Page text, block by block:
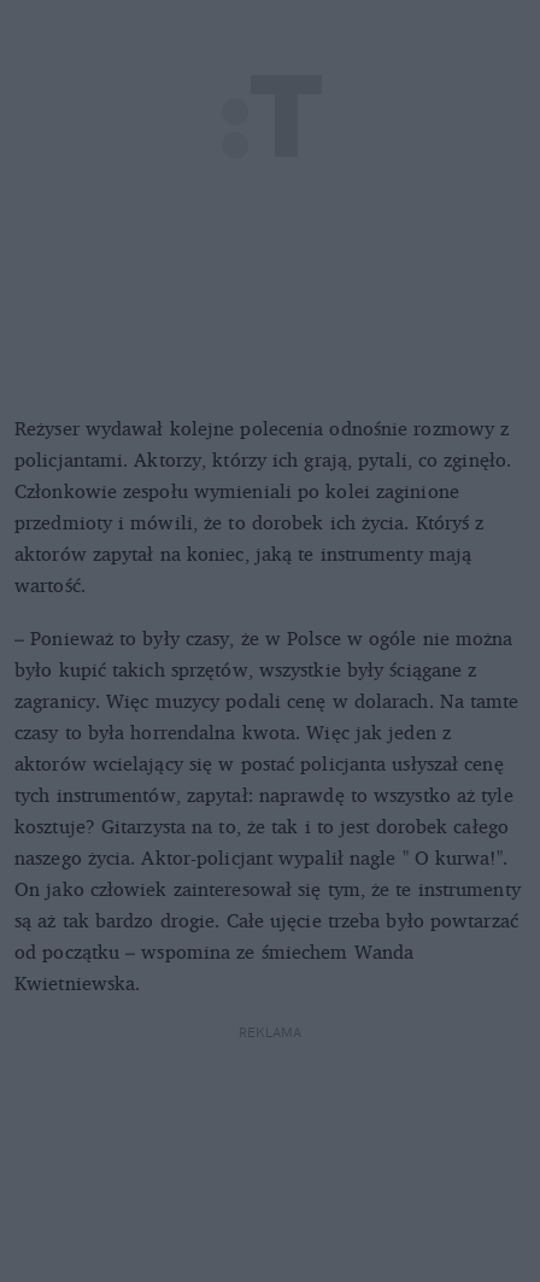
Reżyser wydawał kolejne polecenia odnośnie rozmowy z
policjantami. Aktorzy, którzy ich grają, pytali, co zginęło.
Członkowie zespołu wymieniali po kolei zaginione
przedmioty i mówili, że to dorobek ich życia. Któryś z
aktorów zapytał na koniec, jaką te instrumenty mają
wartość.
– Ponieważ to były czasy, że w Polsce w ogóle nie można
było kupić takich sprzętów, wszystkie były ściągane z
zagranicy. Więc muzycy podali cenę w dolarach. Na tamte
czasy to była horrendalna kwota. Więc jak jeden z
aktorów wcielający się w postać policjanta usłyszał cenę
tych instrumentów, zapytał: naprawdę to wszystko aż tyle
kosztuje? Gitarzysta na to, że tak i to jest dorobek całego
naszego życia. Aktor-policjant wypalił nagle " O kurwa!".
On jako człowiek zainteresował się tym, że te instrumenty
są aż tak bardzo drogie. Całe ujęcie trzeba było powtarzać
od początku – wspomina ze śmiechem Wanda
Kwietniewska.
REKLAMA